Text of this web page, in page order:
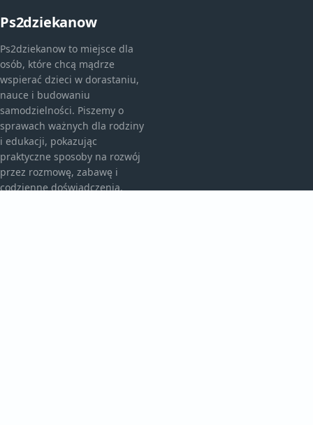
Ps2dziekanow
Ps2dziekanow to miejsce dla
osób, które chcą mądrze
wspierać dzieci w dorastaniu,
nauce i budowaniu
samodzielności. Piszemy o
sprawach ważnych dla rodziny
i edukacji, pokazując
praktyczne sposoby na rozwój
przez rozmowę, zabawę i
codzienne doświadczenia.